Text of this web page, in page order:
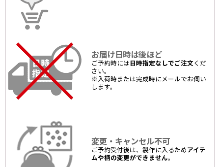
お届け日時は後ほど
ご予約時には 日時指定なしでご注文 くだ
さい。
※入荷時または完成時にメールでお伺い
します。
変更・キャンセル不可
ご予約受付後は、製作に入るため アイテ
ムや柄の変更ができません。